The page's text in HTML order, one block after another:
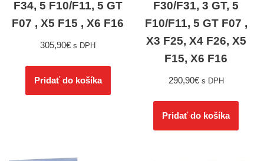
F34, 5 F10/F11, 5 GT
F07 , X5 F15 , X6 F16
305,90€ s DPH
Pridať do košíka
F30/F31, 3 GT, 5
F10/F11, 5 GT F07 ,
X3 F25, X4 F26, X5
F15, X6 F16
290,90€ s DPH
Pridať do košíka